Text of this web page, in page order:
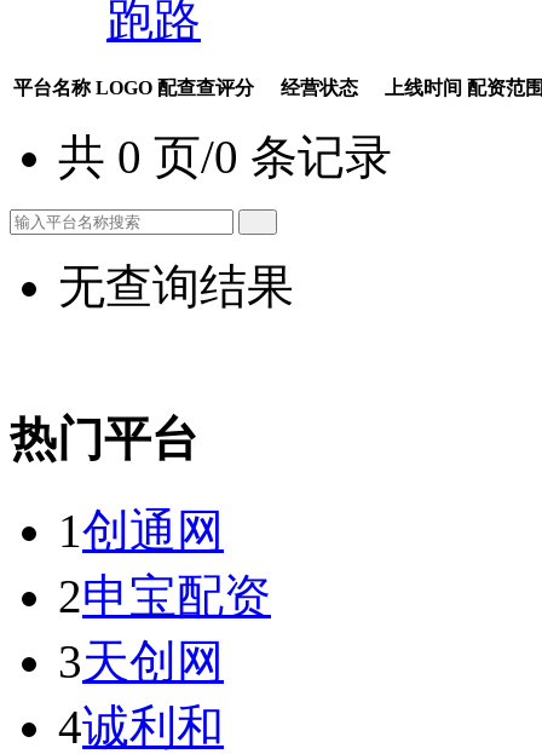
跑路
平台名称 LOGO 配查查评分 经营状态 上线时间 配资范
共 0 页/0 条记录
无查询结果
热门平台
1创通网
2申宝配资
3天创网
4诚利和